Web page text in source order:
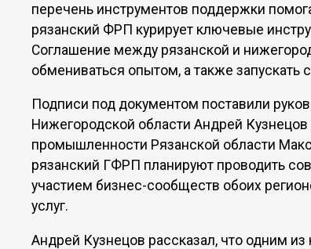
перечень инструментов поддержки
рязанский ФРП курирует ключевые
Соглашение между рязанской и
обмениваться опытом, а также запускать
Подписи под документом поставили
Нижегородской области Андрей
промышленности Рязанской области
рязанский ГФРП планируют проводить
участием бизнес-сообществ обоих
услуг.
Андрей Кузнецов рассказал, что одним